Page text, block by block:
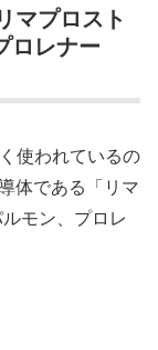
マプロスト
ロレナー
使われているの
体である「リマ
モン、プロレ